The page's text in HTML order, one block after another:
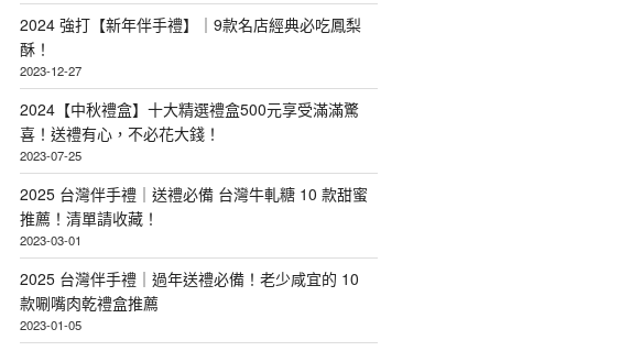
2024 強打【新年伴手禮】｜9款名店經典必吃鳳梨
酥！
2023-12-27
2024【中秋禮盒】十大精選禮盒500元享受滿滿驚
喜！送禮有心，不必花大錢！
2023-07-25
2025 台灣伴手禮｜送禮必備 台灣牛軋糖 10 款甜蜜
推薦！清單請收藏！
2023-03-01
2025 台灣伴手禮｜過年送禮必備！老少咸宜的 10
款唰嘴肉乾禮盒推薦
2023-01-05